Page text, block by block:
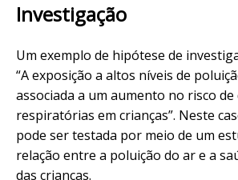
Investigação
Um exemplo de hipótese de
“A exposição a altos níveis de
associada a um aumento no risco de
respiratórias em crianças”. Neste
pode ser testada por meio de um
relação entre a poluição do ar e a
das crianças.